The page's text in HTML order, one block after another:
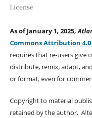
License
As of January 1, 2025,
Commons Attribution 4.0
requires that re-users give
distribute, remix, adapt,
or format, even for
Copyright to material
retained by the author.